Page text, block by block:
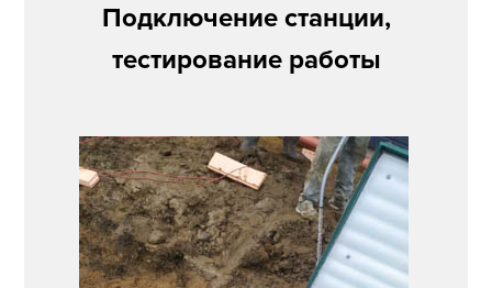
Подключение станции,
тестирование работы